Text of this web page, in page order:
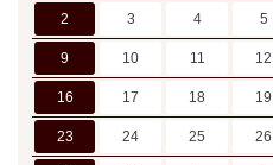
2 3 4 5
9 10 11 12
16 17 18 19
23 24 25 26